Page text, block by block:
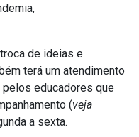
de ideias e
terá um atendimento
educadores que
(veja
a sexta.